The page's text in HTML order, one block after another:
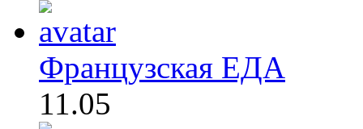
Французская ЕДА
11.05